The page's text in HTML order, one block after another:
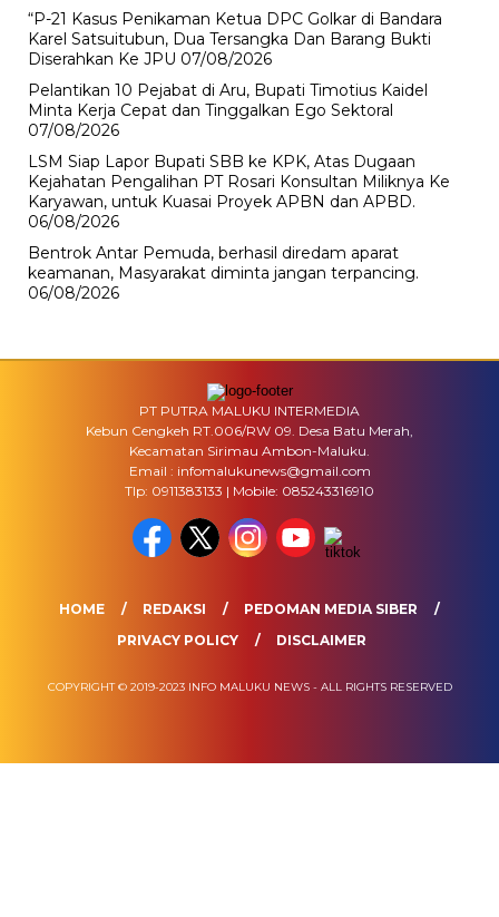
“P-21 Kasus Penikaman Ketua DPC Golkar di Bandara
Karel Satsuitubun, Dua Tersangka Dan Barang Bukti
Diserahkan Ke JPU 07/08/2026
Pelantikan 10 Pejabat di Aru, Bupati Timotius Kaidel
Minta Kerja Cepat dan Tinggalkan Ego Sektoral
07/08/2026
LSM Siap Lapor Bupati SBB ke KPK, Atas Dugaan
Kejahatan Pengalihan PT Rosari Konsultan Miliknya Ke
Karyawan, untuk Kuasai Proyek APBN dan APBD.
06/08/2026
Bentrok Antar Pemuda, berhasil diredam aparat
keamanan, Masyarakat diminta jangan terpancing.
06/08/2026
PT PUTRA MALUKU INTERMEDIA
Kebun Cengkeh RT.006/RW 09. Desa Batu Merah,
Kecamatan Sirimau Ambon-Maluku.
Email : infomalukunews@gmail.com
Tlp: 0911383133 | Mobile: 085243316910
HOME REDAKSI
PEDOMAN MEDIA SIBER
PRIVACY POLICY
DISCLAIMER
COPYRIGHT © 2019-2023 INFO MALUKU NEWS - ALL RIGHTS RESERVED